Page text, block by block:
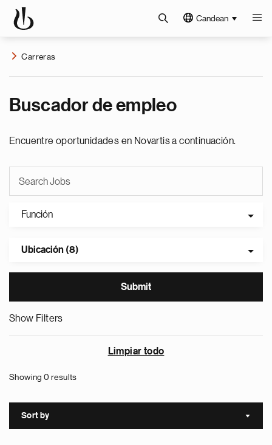
Candean
Carreras
Buscador de empleo
Encuentre oportunidades en Novartis a continuación.
Función
Ubicación (8)
Show Filters
Limpiar todo
Showing 0 results
Sort by Sort